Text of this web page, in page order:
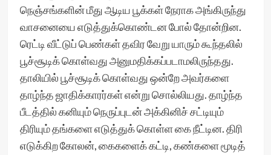
நெஞ்சங்களின் மீது ஆடிய பூக்கள் நேராக அங்கிருந்து
வாசனையை எடுத்துக்கொண்டன போல் தோன்றின.
ரெட்டி வீட்டுப் பெண்கள் தவிர வேறு யாரும் கூந்தலில்
பூச்சூடிக் கொள்வது அனுமதிக்கப்படாமலிருந்தது.
தாலியில் பூச்சூடிக் கொள்வது ஒன்றே அவர்களை
தாழ்ந்த ஜாதிக்காரர்கள் என்று சொல்லியது. தாழ்ந்த
பீடத்தில் கனியும் நெருப்புடன் அக்கினிச் சட்டியும்
திரியும் தங்களை எடுத்துக் கொள்ள கை நீட்டின. திரி
எடுக்கிற கோலன், கைகளைக் கட்டி, கண்களை மூடித்